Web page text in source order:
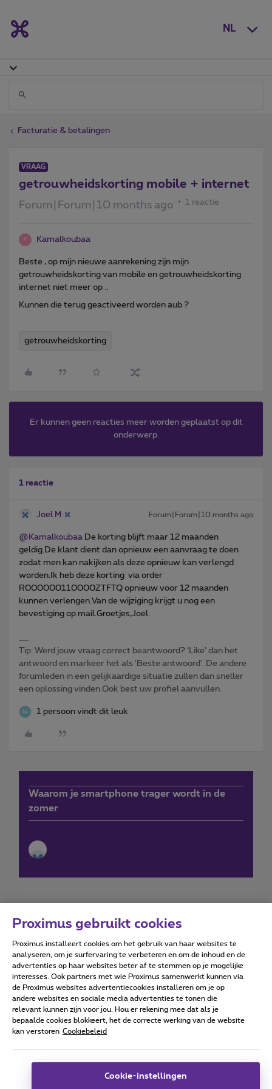
NL
Facturatie & betalingen
VRAAG
getrouwheidskorting mobile + internet
Forum|Forum|10 months ago 1 reactie
K Kamalkoubaa
Beste , op mijn nieuwe aanrekening zijn mijn
getrouwheidskorting van mobile en getrouwheidskorting
internet niet meer op ..
Kunnen die terug geactiveerd worden aub ?
getrouwheidskorting
Er kunnen geen reacties meer worden geplaatst op dit
onderwerp.
1 reactie
Joel M Forum|Forum|10 months ago
@Kamalkoubaa De korting blijft maar 12 maanden
geldig.De klant dient dan opnieuw een aanvraag te doen
zodat men kan nakijken als deze opnieuw kan verlengd
worden.Ik heb deze korting via order
R000000110000ZTFTQ opnieuw voor 12 maanden
kunnen verlengen.Van de wijziging krijgt u nog een
bevestiging op mail.Groetjes,Joel.
Tip: Werd jouw vraag correct beantwoord? ‘Like’ dan het
antwoord en markeer het als 'Beste antwoord'. De andere
forumleden in een gelijkaardige situatie zullen dan sneller
een oplossing vinden.Ook best uw profiel aanvullen.
1 persoon vindt dit leuk
Waarom je smartphone trager wordt in de
zomer
Forumvoorwaarden Accessibility statement
Alle rechten voorbehouden. © Proximus
Algemene voorwaarden, consumenteninfo
Deze website is gecreëerd en wordt beheerd conform het
Proximus gebruikt cookies
Proximus installeert cookies om het gebruik van haar websites te
analyseren, om je surfervaring te verbeteren en om de inhoud en de
advertenties op haar websites beter af te stemmen op je mogelijke
interesses. Ook partners met wie Proximus samenwerkt kunnen via
de Proximus websites advertentiecookies installeren om je op
andere websites en sociale media advertenties te tonen die
relevant kunnen zijn voor jou. Hou er rekening mee dat als je
bepaalde cookies blokkeert, het de correcte werking van de website
kan verstoren Cookiebeleid
Cookie-instellingen